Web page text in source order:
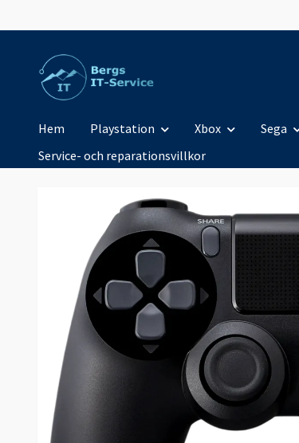
Hem Playstation Xbox Sega
Service- och reparationsvillkor